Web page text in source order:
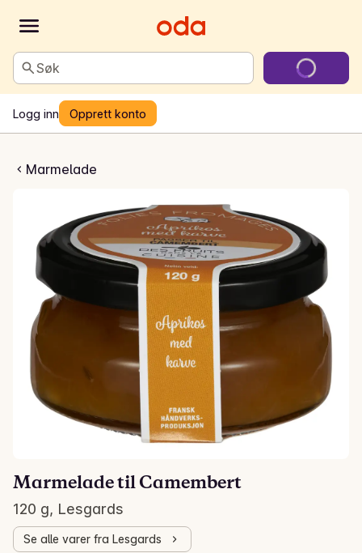
Søk
Logg inn Opprett konto
Marmelade
til Camembert
Marmelade til Camembert
120 g, Lesgards
Se alle varer fra Lesgards